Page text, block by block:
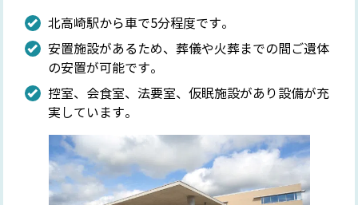
北高崎駅から車で5分程度です。
安置施設があるため、葬儀や火葬までの間ご遺体
の安置が可能です。
控室、会食室、法要室、仮眠施設があり設備が充
実しています。